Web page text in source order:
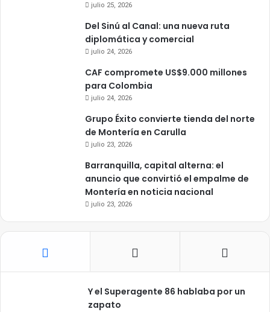
julio 25, 2026
Del Sinú al Canal: una nueva ruta
diplomática y comercial
julio 24, 2026
CAF compromete US$9.000 millones
para Colombia
julio 24, 2026
Grupo Éxito convierte tienda del norte
de Montería en Carulla
julio 23, 2026
Barranquilla, capital alterna: el
anuncio que convirtió el empalme de
Montería en noticia nacional
julio 23, 2026
Y el Superagente 86 hablaba por un
zapato